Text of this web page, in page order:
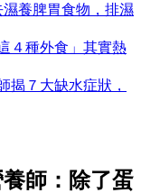
養脾胃食物，排濕
４種外食」其實熱
揭７大缺水症狀，
師：除了蛋